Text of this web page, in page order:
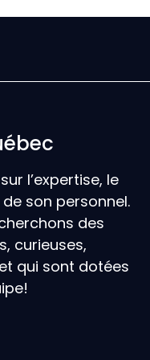
l’expertise, le
son personnel.
des
curieuses,
qui sont dotées